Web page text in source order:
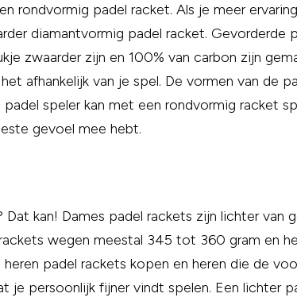
rondvormig padel racket. Als je meer
diamantvormig padel racket. Gevorderde
zwaarder zijn en 100% van carbon zijn
afhankelijk van je spel. De vormen van de
speler kan met een rondvormig racket
gevoel mee hebt.
kan! Dames padel rackets zijn lichter van
wegen meestal 345 tot 360 gram en
padel rackets kopen en heren die de
je persoonlijk fijner vindt spelen. Een lichter